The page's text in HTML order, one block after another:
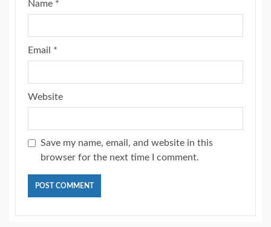
Name *
Email *
Website
Save my name, email, and website in this
browser for the next time I comment.